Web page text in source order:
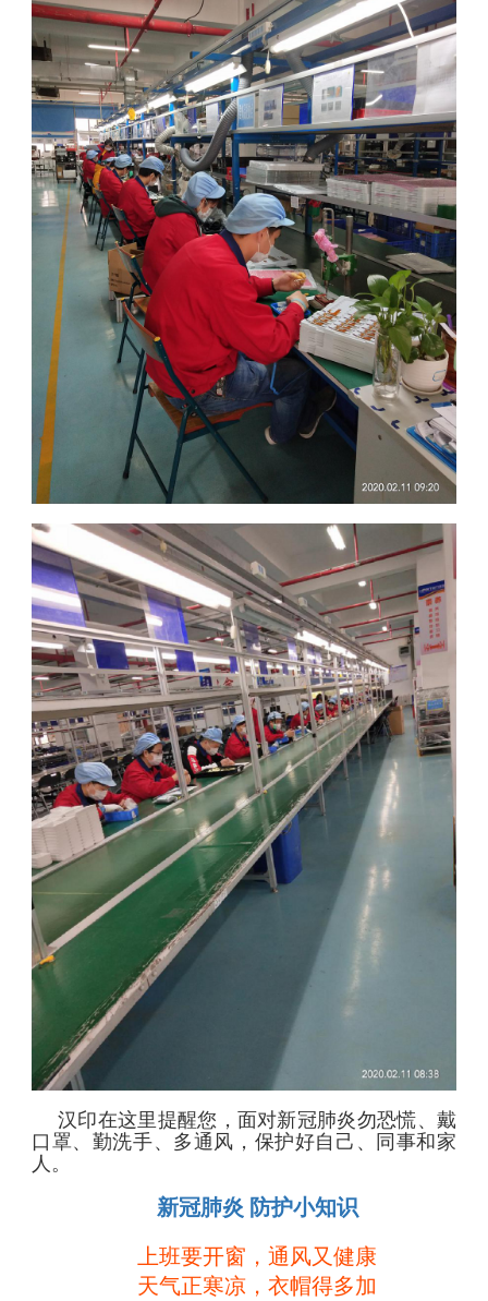
汉印在这里提醒您，面对新冠肺炎勿恐慌、戴
口罩、勤洗手、多通风，保护好自己、同事和家
人。
新冠肺炎 防护小知识
上班要开窗，通风又健康
天气正寒凉，衣帽得多加